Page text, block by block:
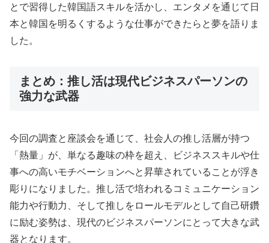
とで習得した韓国語スキルを活かし、エンタメを通じて日
本と韓国を明るくするような仕事ができたらと夢を語りま
した。
まとめ：推し活は現代ビジネスパーソンの
強力な武器
今回の調査と座談会を通じて、社会人の推し活層が持つ
「熱量」が、単なる趣味の枠を超え、ビジネススキルや仕
事への高いモチベーションへと昇華されていることが浮き
彫りになりました。推し活で培われるコミュニケーション
能力や行動力、そして推しをロールモデルとして自己研鑽
に励む姿勢は、現代のビジネスパーソンにとって大きな武
器となります。